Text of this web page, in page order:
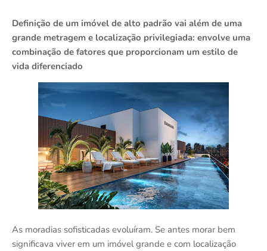
Definição de um imóvel de alto padrão vai além de uma
grande metragem e localização privilegiada: envolve uma
combinação de fatores que proporcionam um estilo de
vida diferenciado
As moradias sofisticadas evoluíram. Se antes morar bem
significava viver em um imóvel grande e com localização